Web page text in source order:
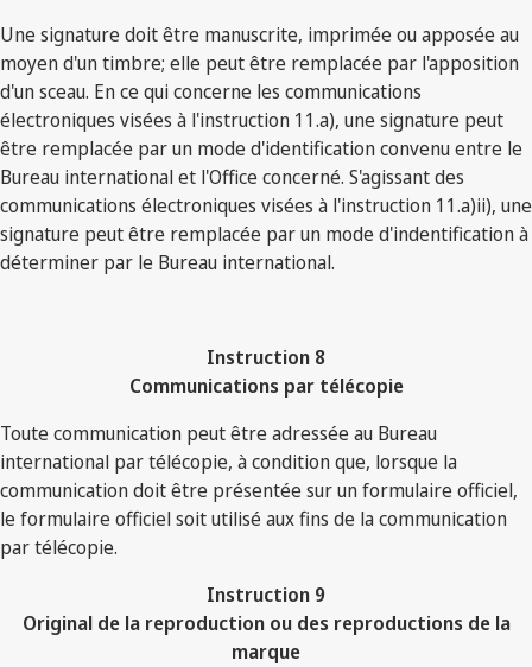
Une signature doit être manuscrite, imprimée ou apposée au
moyen d'un timbre; elle peut être remplacée par l'apposition
d'un sceau. En ce qui concerne les communications
électroniques visées à l'instruction 11.a), une signature peut
être remplacée par un mode d'identification convenu entre le
Bureau international et l'Office concerné. S'agissant des
communications électroniques visées à l'instruction 11.a)ii), une
signature peut être remplacée par un mode d'indentification à
déterminer par le Bureau international.
Instruction 8
Communications par télécopie
Toute communication peut être adressée au Bureau
international par télécopie, à condition que, lorsque la
communication doit être présentée sur un formulaire officiel,
le formulaire officiel soit utilisé aux fins de la communication
par télécopie.
Instruction 9
Original de la reproduction ou des reproductions de la
marque